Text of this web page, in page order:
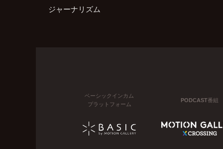
ジャーナリズム
ベーシックインカム
プラットフォーム
PODCAST番組